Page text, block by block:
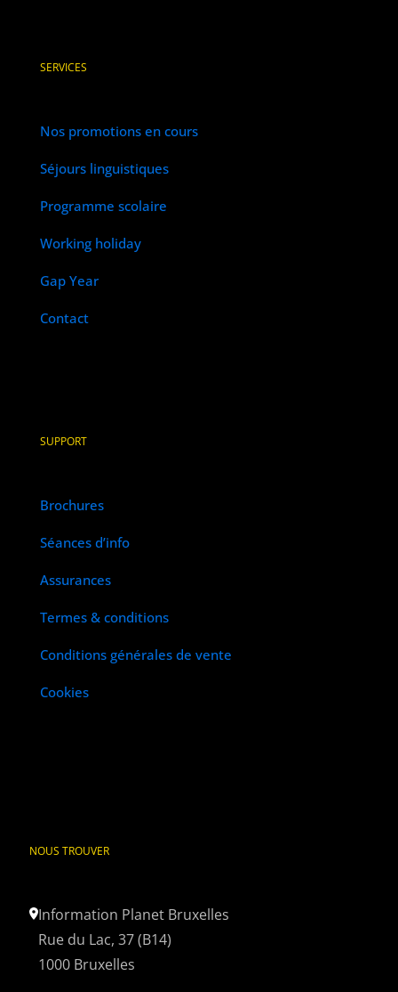
SERVICES
Nos promotions en cours
Séjours linguistiques
Programme scolaire
Working holiday
Gap Year
Contact
SUPPORT
Brochures
Séances d’info
Assurances
Termes & conditions
Conditions générales de vente
Cookies
NOUS TROUVER
Information Planet Bruxelles
Rue du Lac, 37 (B14)
1000 Bruxelles